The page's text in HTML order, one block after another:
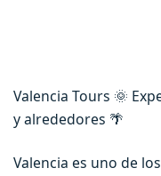
Valencia Tours 🌞
y alrededores 🌴
Valencia es uno de